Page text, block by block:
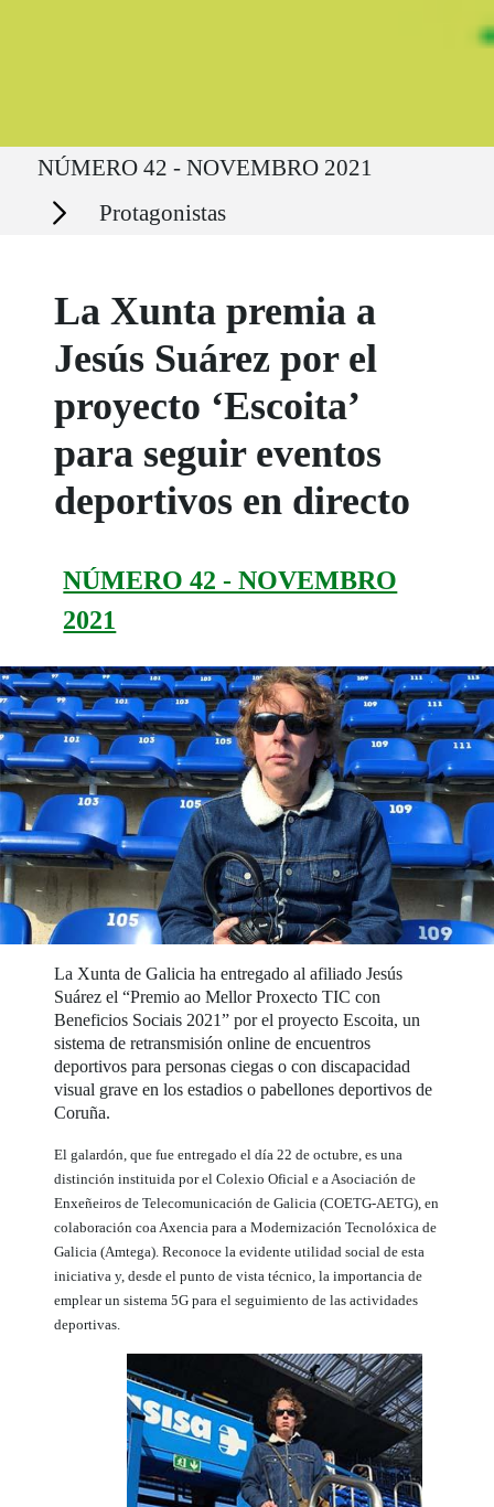
Ruta del sitio
NÚMERO 42 - NOVEMBRO 2021
Secciones Protagonistas
La Xunta premia a
Jesús Suárez por el
proyecto ‘Escoita’
para seguir eventos
deportivos en directo
NÚMERO 42 - NOVEMBRO
2021
La Xunta de Galicia ha entregado al afiliado Jesús
Suárez el “Premio ao Mellor Proxecto TIC con
Beneficios Sociais 2021” por el proyecto Escoita, un
sistema de retransmisión online de encuentros
deportivos para personas ciegas o con discapacidad
visual grave en los estadios o pabellones deportivos de
Coruña.
El galardón, que fue entregado el día 22 de octubre, es una
distinción instituida por el Colexio Oficial e a Asociación de
Enxeñeiros de Telecomunicación de Galicia (COETG-AETG), en
colaboración coa Axencia para a Modernización Tecnolóxica de
Galicia (Amtega). Reconoce la evidente utilidad social de esta
iniciativa y, desde el punto de vista técnico, la importancia de
emplear un sistema 5G para el seguimiento de las actividades
deportivas.